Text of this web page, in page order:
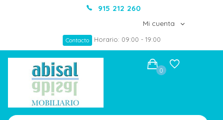
915 212 260
Mi cuenta
Contacto Horario: 09:00 - 19:00
0